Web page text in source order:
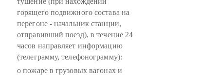
горящего подвижного состава на
перегоне - начальник станции,
отправивший поезд), в течение 24
часов направляет информацию
(телеграмму, телефонограмму):
о пожаре в грузовых вагонах и